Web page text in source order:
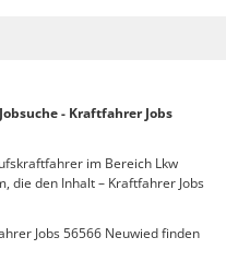
- Kraftfahrer Jobs
im Bereich Lkw
die den Inhalt – Kraftfahrer Jobs
Jobs 56566 Neuwied finden